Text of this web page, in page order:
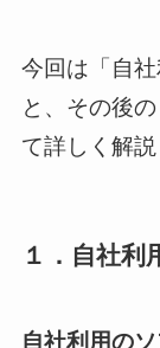
今回は「自
と、その後
て詳しく解説
１．自社
自社利用の